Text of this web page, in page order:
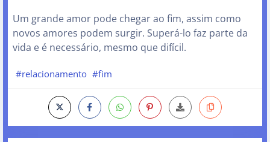
Um grande amor pode chegar ao fim, assim como
novos amores podem surgir. Superá-lo faz parte da
vida e é necessário, mesmo que difícil.
#relacionamento #fim